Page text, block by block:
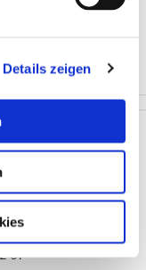
Details zeigen
Uhr
01